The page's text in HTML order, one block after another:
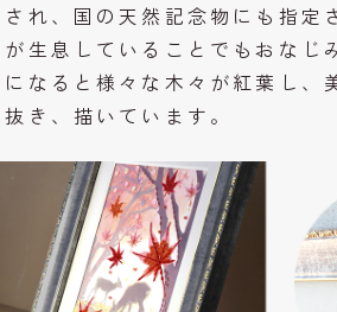
され、国の天然記念物にも指定
が生息していることでもおなじ
になると様々な木々が紅葉し、
抜き、描いています。